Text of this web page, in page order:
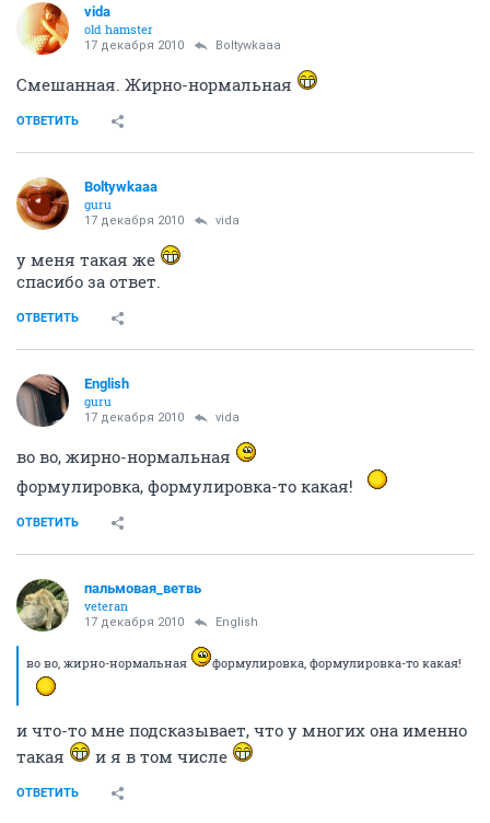
vida
old hamster
17 декабря 2010 Boltywkaaa
Смешанная. Жирно-нормальная
ОТВЕТИТЬ
Boltywkaaa
guru
17 декабря 2010 vida
у меня такая же
спасибо за ответ.
ОТВЕТИТЬ
English
guru
17 декабря 2010 vida
во во, жирно-нормальная
формулировка, формулировка-то какая!
ОТВЕТИТЬ
пальмовая_ветвь
veteran
17 декабря 2010 English
во во, жирно-нормальная формулировка, формулировка-то какая!
и что-то мне подсказывает, что у многих она именно
такая
и я в том числе
ОТВЕТИТЬ